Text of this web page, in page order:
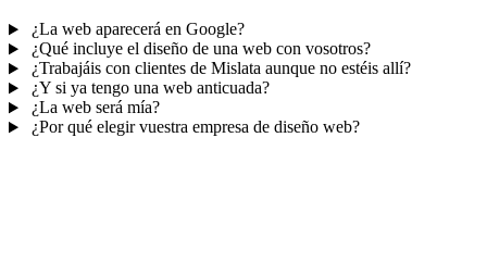
¿La web aparecerá en Google?
¿Qué incluye el diseño de una web con vosotros?
¿Trabajáis con clientes de Mislata aunque no estéis allí?
¿Y si ya tengo una web anticuada?
¿La web será mía?
¿Por qué elegir vuestra empresa de diseño web?